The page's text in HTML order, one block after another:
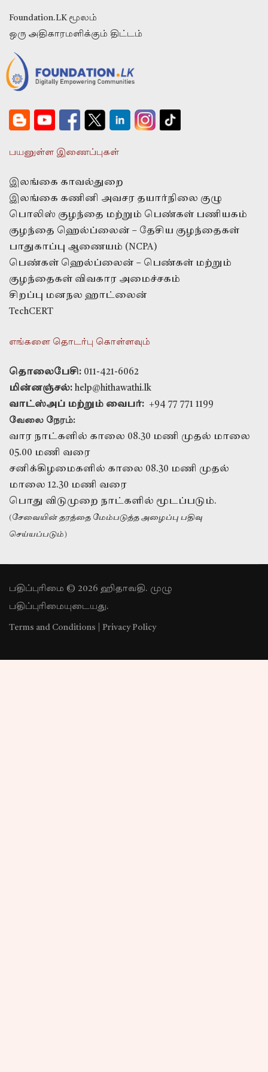
Foundation.LK மூலம்
ஒரு அதிகாரமளிக்கும் திட்டம்
பயனுள்ள இணைப்புகள்
இலங்கை காவல்துறை
இலங்கை கணினி அவசர தயார்நிலை குழு
பொலிஸ் குழந்தை மற்றும் பெண்கள் பணியகம்
குழந்தை ஹெல்ப்லைன் – தேசிய குழந்தைகள்
பாதுகாப்பு ஆணையம் (NCPA)
பெண்கள் ஹெல்ப்லைன் – பெண்கள் மற்றும்
குழந்தைகள் விவகார அமைச்சகம்
சிறப்பு மனநல ஹாட்லைன்
TechCERT
எங்களை தொடர்பு கொள்ளவும்
தொலைபேசி: 011-421-6062
மின்னஞ்சல்: help@hithawathi.lk
வாட்ஸ்அப் மற்றும் வைபர்: +94 77 771 1199
வேலை நேரம்:
வார நாட்களில் காலை 08.30 மணி முதல் மாலை
05.00 மணி வரை
சனிக்கிழமைகளில் காலை 08.30 மணி முதல்
மாலை 12.30 மணி வரை
பொது விடுமுறை நாட்களில் மூடப்படும்.
(சேவையின் தரத்தை மேம்படுத்த அழைப்பு பதிவு
செய்யப்படும்)
பதிப்புரிமை © 2026 ஹிதாவதி. முழு
பதிப்புரிமையுடையது.
Terms and Conditions Privacy Policy